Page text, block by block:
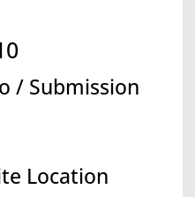
/ Submission
Location